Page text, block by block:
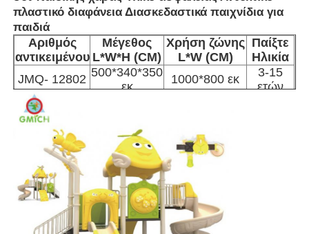
Σπίτι
Προϊόντα
Σχετικά με εμάς
Επισκέψεις στο εργοστάσιο
Έλεγχος Ποιότητας
πλαστικό διαφάνεια Διασκεδαστικά παιχνίδια για
παιδιά
Αριθμός
αντικειμένου
Μέγεθος
L*W*H (CM)
Χρήση ζώνης
L*W (CM)
Παίξτε
Ηλικία
JMQ- 12802 500*340*350
εκ
1000*800 εκ
3-15
ετών